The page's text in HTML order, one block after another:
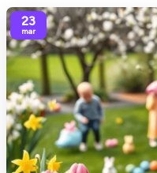
23
mar